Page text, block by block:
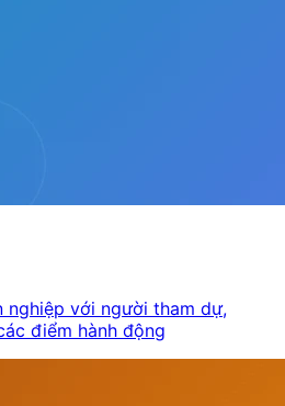
nghiệp với người tham dự,
điểm hành động